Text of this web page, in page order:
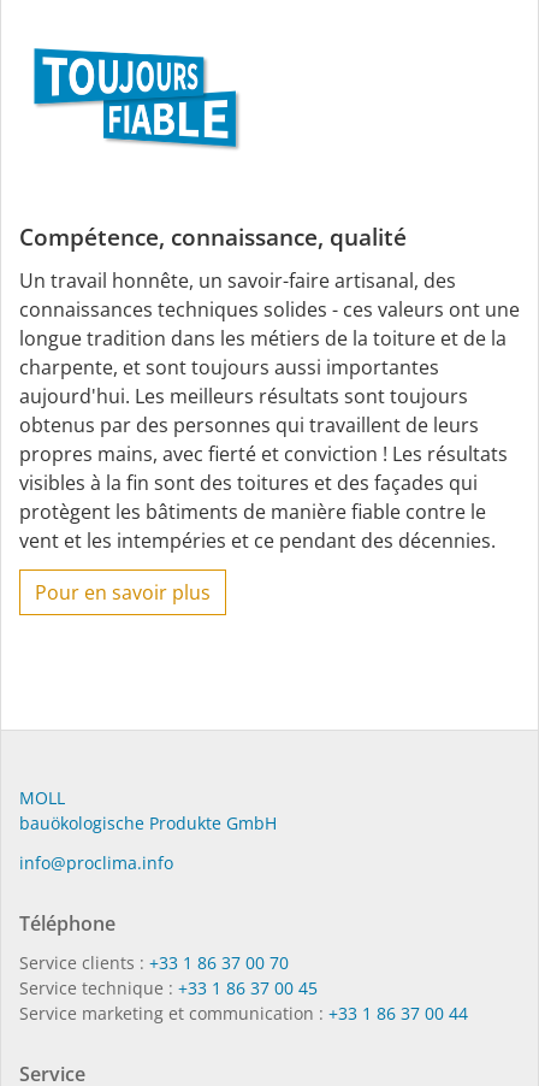
Compétence, connaissance, qualité
Un travail honnête, un savoir-faire artisanal, des
connaissances techniques solides - ces valeurs ont une
longue tradition dans les métiers de la toiture et de la
charpente, et sont toujours aussi importantes
aujourd'hui. Les meilleurs résultats sont toujours
obtenus par des personnes qui travaillent de leurs
propres mains, avec fierté et conviction ! Les résultats
visibles à la fin sont des toitures et des façades qui
protègent les bâtiments de manière fiable contre le
vent et les intempéries et ce pendant des décennies.
Pour en savoir plus
MOLL
bauöko­lo­gi­sche Pro­duk­te GmbH
in­fo@procli­ma.info
Téléphone
Service clients : +33 1 86 37 00 70
Service technique : +33 1 86 37 00 45
Service marketing et communication : +33 1 86 37 00 44
Service